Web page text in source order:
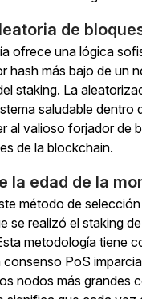
de
ofrece una lógica
hash más bajo de un
staking. La
saludable dentro
al valioso forjador de
de la blockchain.
la edad de la
método de
se realizó el staking
metodología tiene
PoS
nodos más grandes